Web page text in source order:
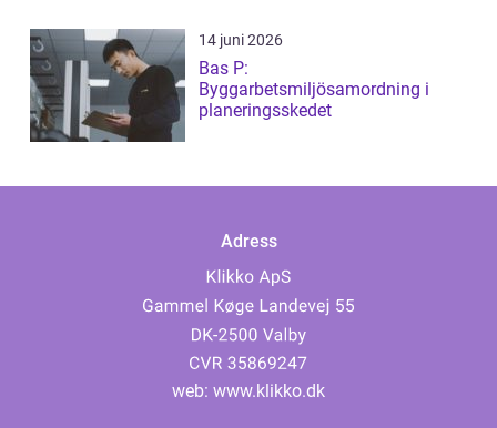
14 juni 2026
Bas P:
Byggarbetsmiljösamordning i
planeringsskedet
Adress
web: www.klikko.dk